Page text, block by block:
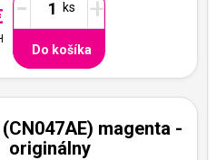
+
Do košíka
magenta -
originálny